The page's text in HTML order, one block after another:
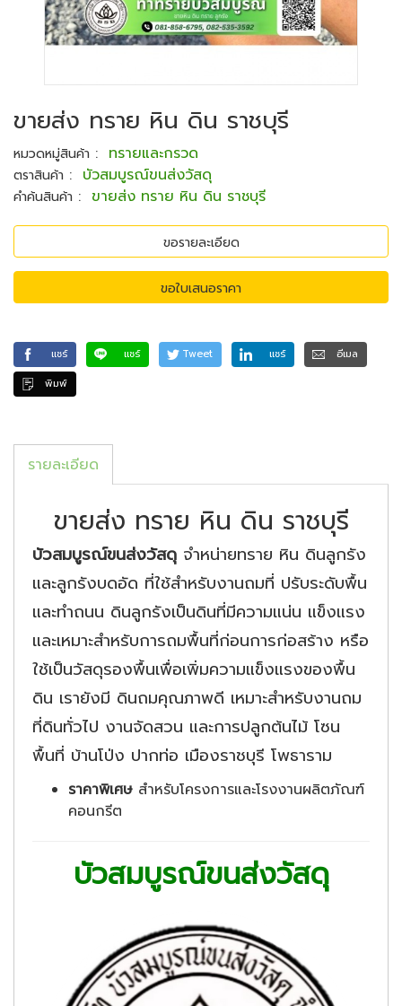
ขายส่ง ทราย หิน ดิน ราชบุรี
หมวดหมู่สินค้า : ทรายและกรวด
ตราสินค้า : บัวสมบูรณ์ขนส่งวัสดุ
คำค้นสินค้า : ขายส่ง ทราย หิน ดิน ราชบุรี
ขอรายละเอียด
ขอใบเสนอราคา
แชร์ แชร์ Tweet แชร์
อีเมล
พิมพ์
รายละเอียด
ขายส่ง ทราย หิน ดิน ราชบุรี
บัวสมบูรณ์ขนส่งวัสดุ จำหน่ายทราย หิน ดินลูกรัง
และลูกรังบดอัด ที่ใช้สำหรับงานถมที่ ปรับระดับพื้น
และทำถนน ดินลูกรังเป็นดินที่มีความแน่น แข็งแรง
และเหมาะสำหรับการถมพื้นที่ก่อนการก่อสร้าง หรือ
ใช้เป็นวัสดุรองพื้นเพื่อเพิ่มความแข็งแรงของพื้น
ดิน เรายังมี ดินถมคุณภาพดี เหมาะสำหรับงานถม
ที่ดินทั่วไป งานจัดสวน และการปลูกต้นไม้ โซน
พื้นที่ บ้านโป่ง ปากท่อ เมืองราชบุรี โพธาราม
ราคาพิเศษ สำหรับโครงการและโรงงานผลิตภัณฑ์
คอนกรีต
บัวสมบูรณ์ขนส่งวัสดุ